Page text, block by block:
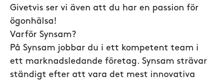
Givetvis ser vi även att du har en passion för
ögonhälsa!
Varför Synsam?
På Synsam jobbar du i ett kompetent team i
ett marknadsledande företag. Synsam strävar
ständigt efter att vara det mest innovativa